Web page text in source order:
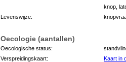
knop,
Levenswijze:
Oecologie (aantallen)
Oecologische status:
Verspreidingskaart:
Kaart in